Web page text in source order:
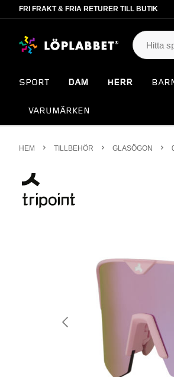
FRI FRAKT & FRIA RETURER TILL BUTIK
SPORT DAM HERR
VARUMÄRKEN
HEM TILLBEHÖR GLASÖGON